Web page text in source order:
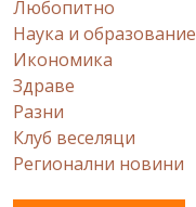
Любопитно
Наука и образование
Икономика
Здраве
Разни
Клуб веселяци
Регионални новини